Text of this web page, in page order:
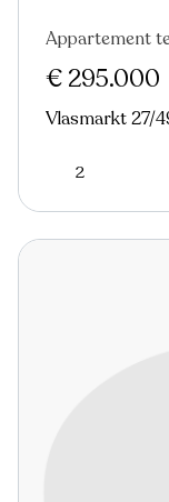
Appartement
€ 295.000
Vlasmarkt 27/
2